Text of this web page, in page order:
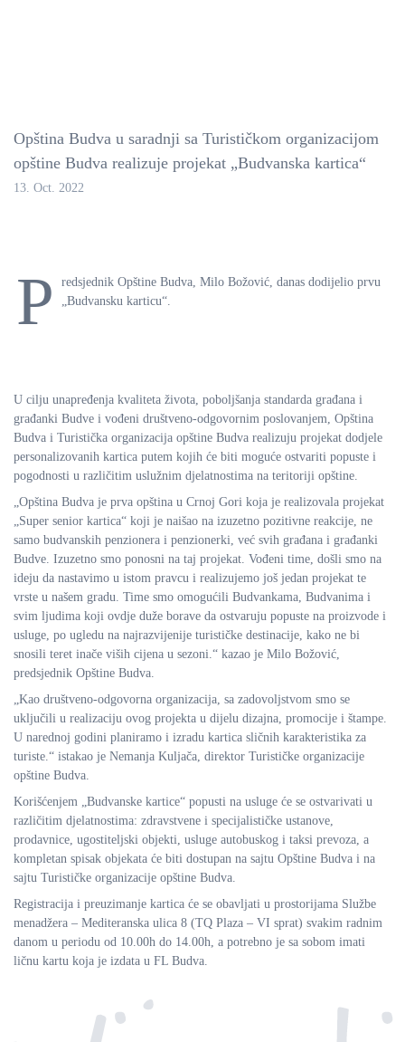
Opština Budva u saradnji sa Turističkom organizacijom
opštine Budva realizuje projekat „Budvanska kartica“
13. Oct. 2022
P
redsjednik Opštine Budva, Milo Božović, danas dodijelio prvu
„Budvansku karticu“.
U cilju unapređenja kvaliteta života, poboljšanja standarda građana i
građanki Budve i vođeni društveno-odgovornim poslovanjem, Opština
Budva i Turistička organizacija opštine Budva realizuju projekat dodjele
personalizovanih kartica putem kojih će biti moguće ostvariti popuste i
pogodnosti u različitim uslužnim djelatnostima na teritoriji opštine.
„Opština Budva je prva opština u Crnoj Gori koja je realizovala projekat
„Super senior kartica“ koji je naišao na izuzetno pozitivne reakcije, ne
samo budvanskih penzionera i penzionerki, već svih građana i građanki
Budve. Izuzetno smo ponosni na taj projekat. Vođeni time, došli smo na
ideju da nastavimo u istom pravcu i realizujemo još jedan projekat te
vrste u našem gradu. Time smo omogućili Budvankama, Budvanima i
svim ljudima koji ovdje duže borave da ostvaruju popuste na proizvode i
usluge, po ugledu na najrazvijenije turističke destinacije, kako ne bi
snosili teret inače viših cijena u sezoni.“ kazao je Milo Božović,
predsjednik Opštine Budva.
„Kao društveno-odgovorna organizacija, sa zadovoljstvom smo se
uključili u realizaciju ovog projekta u dijelu dizajna, promocije i štampe.
U narednoj godini planiramo i izradu kartica sličnih karakteristika za
turiste.“ istakao je Nemanja Kuljača, direktor Turističke organizacije
opštine Budva.
Korišćenjem „Budvanske kartice“ popusti na usluge će se ostvarivati u
različitim djelatnostima: zdravstvene i specijalističke ustanove,
prodavnice, ugostiteljski objekti, usluge autobuskog i taksi prevoza, a
kompletan spisak objekata će biti dostupan na sajtu Opštine Budva i na
sajtu Turističke organizacije opštine Budva.
Registracija i preuzimanje kartica će se obavljati u prostorijama Službe
menadžera – Mediteranska ulica 8 (TQ Plaza – VI sprat) svakim radnim
danom u periodu od 10.00h do 14.00h, a potrebno je sa sobom imati
ličnu kartu koja je izdata u FL Budva.